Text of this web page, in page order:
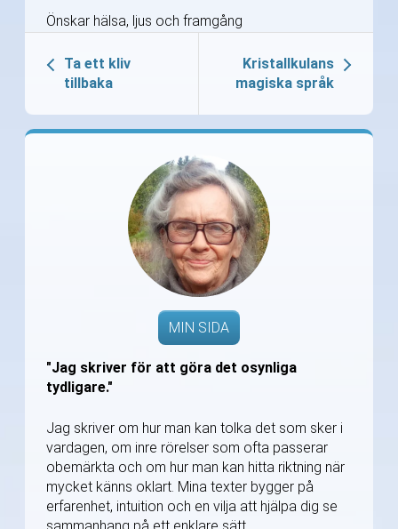
Önskar hälsa, ljus och framgång
Ta ett kliv
tillbaka
Kristallkulans
magiska språk
MIN SIDA
"Jag skriver för att göra det osynliga
tydligare."
Jag skriver om hur man kan tolka det som sker i
vardagen, om inre rörelser som ofta passerar
obemärkta och om hur man kan hitta riktning när
mycket känns oklart. Mina texter bygger på
erfarenhet, intuition och en vilja att hjälpa dig se